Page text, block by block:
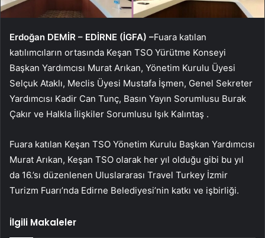
Erdoğan DEMİR – EDİRNE (İGFA) –Fuara katılan
katılımcıların ortasında Keşan TSO Yürütme Konseyi
Başkan Yardımcısı Murat Arıkan, Yönetim Kurulu Üyesi
Selçuk Ataklı, Meclis Üyesi Mustafa İşmen, Genel Sekreter
Yardımcısı Kadir Can Tunç, Basın Yayın Sorumlusu Burak
Çakır ve Halkla İlişkiler Sorumlusu Işık Kalıntaş .
Fuara katılan Keşan TSO Yönetim Kurulu Başkan Yardımcısı
Murat Arıkan, Keşan TSO olarak her yıl olduğu gibi bu yıl
da 16.’sı düzenlenen Uluslararası Travel Turkey İzmir
Turizm Fuarı’nda Edirne Belediyesi’nin katkı ve işbirliği.
İlgili Makaleler